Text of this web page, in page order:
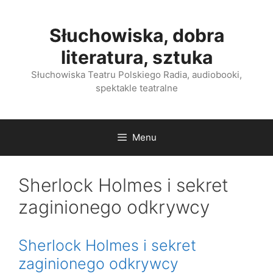
Słuchowiska, dobra
literatura, sztuka
Słuchowiska Teatru Polskiego Radia, audiobooki,
spektakle teatralne
Menu
Sherlock Holmes i sekret
zaginionego odkrywcy
Sherlock Holmes i sekret
zaginionego odkrywcy